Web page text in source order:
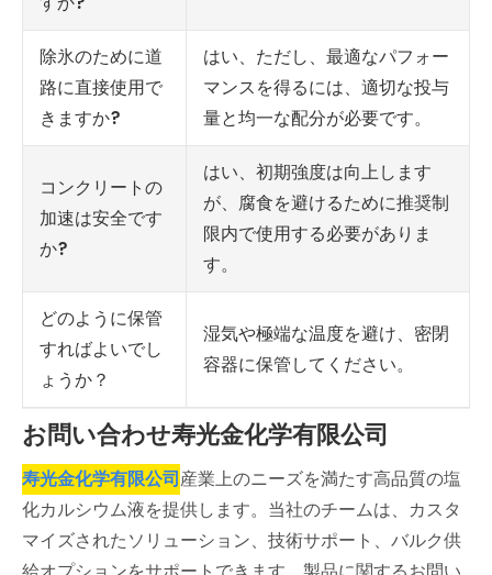
除氷のために道
路に直接使用で
きますか?
はい、ただし、最適なパフォー
マンスを得るには、適切な投与
量と均一な配分が必要です。
コンクリートの
加速は安全です
か?
はい、初期強度は向上します
が、腐食を避けるために推奨制
限内で使用する必要がありま
す。
どのように保管
すればよいでし
ょうか？
湿気や極端な温度を避け、密閉
容器に保管してください。
お問い合わせ寿光金化学有限公司
寿光金化学有限公司産業上のニーズを満たす高品質の塩
化カルシウム液を提供します。当社のチームは、カスタ
マイズされたソリューション、技術サポート、バルク供